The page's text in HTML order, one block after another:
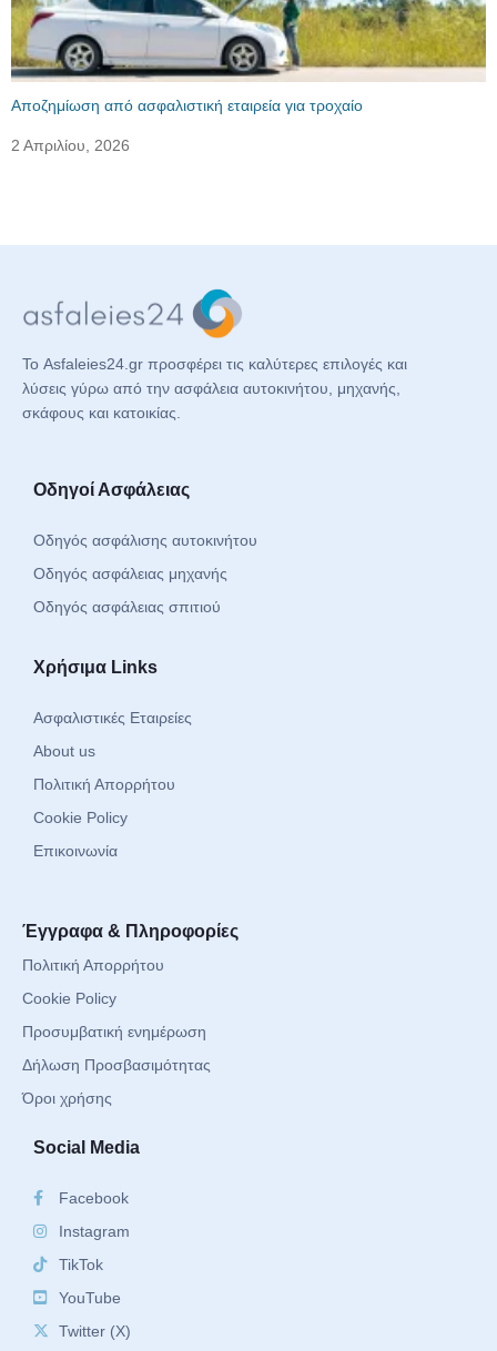
Αποζημίωση από ασφαλιστική εταιρεία για τροχαίο
2 Απριλίου, 2026
Το Asfaleies24.gr προσφέρει τις καλύτερες επιλογές και
λύσεις γύρω από την ασφάλεια αυτοκινήτου, μηχανής,
σκάφους και κατοικίας.
Οδηγοί Ασφάλειας
Οδηγός ασφάλισης αυτοκινήτου
Οδηγός ασφάλειας μηχανής
Οδηγός ασφάλειας σπιτιού
Χρήσιμα Links
Ασφαλιστικές Εταιρείες
About us
Πολιτική Απορρήτου
Cookie Policy
Επικοινωνία
Έγγραφα & Πληροφορίες
Πολιτική Απορρήτου
Cookie Policy
Προσυμβατική ενημέρωση
Δήλωση Προσβασιμότητας
Όροι χρήσης
Social Media
Facebook
Instagram
TikTok
YouTube
Twitter (X)